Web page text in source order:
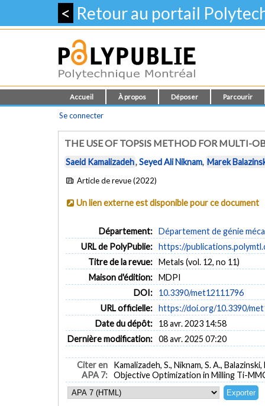
< Retour au portail
Accueil À propos Déposer Parcourir
Se connecter
THE USE OF TOPSIS METHOD FOR MULTI-
Saeid Kamalizadeh,Seyed Ali Niknam, Marek
Article de revue (2022)
Un lien externe est disponible pour ce document
Département: Département de génie
URL de PolyPublie: https://
Titre de la revue: Metals (vol. 12, no 11)
Maison d'édition: MDPI
DOI:
10.3390/met12111796
URL officielle: https://doi.org/10.3390/
Date du dépôt:
18 avr. 2023 14:58
Dernière modification: 08 avr. 2025 07:20
Citer en
APA 7:
Kamalizadeh, S., Niknam, S. A.,
Objective Optimization in Milling Ti-